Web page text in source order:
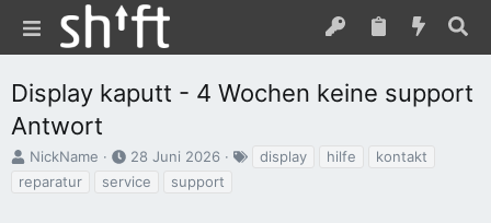
Display kaputt - 4 Wochen keine support
Antwort
E
s
NickName
E
r
28 Juni 2026 display hilfe
kontakt
reparatur
service support